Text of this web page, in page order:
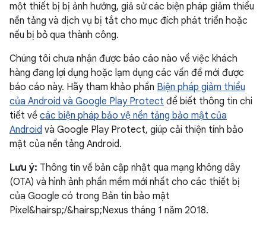
một thiết bị bị ảnh hưởng, giả sử các biện pháp giảm thiểu
nền tảng và dịch vụ bị tắt cho mục đích phát triển hoặc
nếu bị bỏ qua thành công.
Chúng tôi chưa nhận được báo cáo nào về việc khách
hàng đang lợi dụng hoặc lạm dụng các vấn đề mới được
báo cáo này. Hãy tham khảo phần Biện pháp giảm thiểu
của Android và Google Play Protect để biết thông tin chi
tiết về các biện pháp bảo vệ nền tảng bảo mật của
Android và Google Play Protect, giúp cải thiện tính bảo
mật của nền tảng Android.
Lưu ý: Thông tin về bản cập nhật qua mạng không dây
(OTA) và hình ảnh phần mềm mới nhất cho các thiết bị
của Google có trong Bản tin bảo mật
Pixel&hairsp;/&hairsp;Nexus tháng 1 năm 2018.